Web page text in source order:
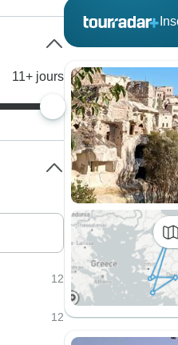
11+ jours
12
12